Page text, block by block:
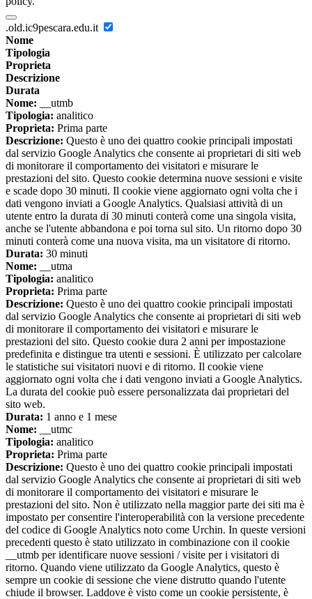
.old.ic9pescara.edu.it
Nome
Tipologia
Proprieta
Descrizione
Durata
Nome: __utmb
Tipologia: analitico
Proprieta: Prima parte
Descrizione: Questo è uno dei quattro cookie principali impostati
dal servizio Google Analytics che consente ai proprietari di siti web
di monitorare il comportamento dei visitatori e misurare le
prestazioni del sito. Questo cookie determina nuove sessioni e visite
e scade dopo 30 minuti. Il cookie viene aggiornato ogni volta che i
dati vengono inviati a Google Analytics. Qualsiasi attività di un
utente entro la durata di 30 minuti conterà come una singola visita,
anche se l'utente abbandona e poi torna sul sito. Un ritorno dopo 30
minuti conterà come una nuova visita, ma un visitatore di ritorno.
Durata: 30 minuti
Nome: __utma
Tipologia: analitico
Proprieta: Prima parte
Descrizione: Questo è uno dei quattro cookie principali impostati
dal servizio Google Analytics che consente ai proprietari di siti web
di monitorare il comportamento dei visitatori e misurare le
prestazioni del sito. Questo cookie dura 2 anni per impostazione
predefinita e distingue tra utenti e sessioni. È utilizzato per calcolare
le statistiche sui visitatori nuovi e di ritorno. Il cookie viene
aggiornato ogni volta che i dati vengono inviati a Google Analytics.
La durata del cookie può essere personalizzata dai proprietari del
sito web.
Durata: 1 anno e 1 mese
Nome: __utmc
Tipologia: analitico
Proprieta: Prima parte
Descrizione: Questo è uno dei quattro cookie principali impostati
dal servizio Google Analytics che consente ai proprietari di siti web
di monitorare il comportamento dei visitatori e misurare le
prestazioni del sito. Non è utilizzato nella maggior parte dei siti ma è
impostato per consentire l'interoperabilità con la versione precedente
del codice di Google Analytics noto come Urchin. In queste versioni
precedenti questo è stato utilizzato in combinazione con il cookie
__utmb per identificare nuove sessioni / visite per i visitatori di
ritorno. Quando viene utilizzato da Google Analytics, questo è
sempre un cookie di sessione che viene distrutto quando l'utente
chiude il browser. Laddove è visto come un cookie persistente, è